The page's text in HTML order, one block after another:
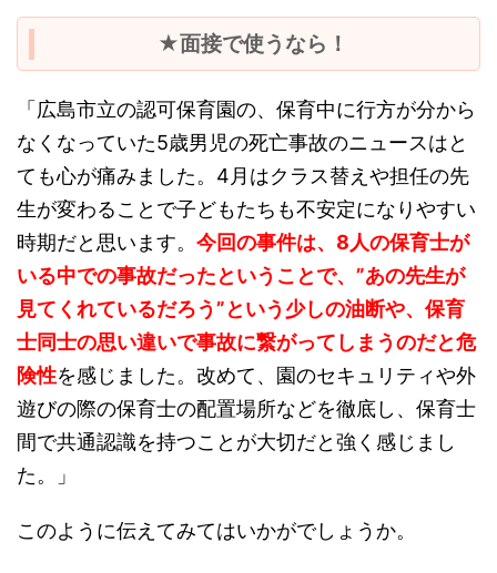
★面接で使うなら！
「広島市立の認可保育園の、保育中に行方が分から
なくなっていた5歳男児の死亡事故のニュースはと
ても心が痛みました。4月はクラス替えや担任の先
生が変わることで子どもたちも不安定になりやすい
時期だと思います。 今回の事件は、8人の保育士が
いる中での事故だったということで、”あの先生が
見てくれているだろう”という少しの油断や、保育
士同士の思い違いで事故に繋がってしまうのだと危
険性を感じました。改めて、園のセキュリティや外
遊びの際の保育士の配置場所などを徹底し、保育士
間で共通認識を持つことが大切だと強く感じまし
た。」
このように伝えてみてはいかがでしょうか。